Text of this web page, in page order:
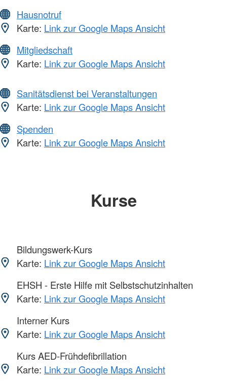
Hausnotruf
Karte: Link zur Google Maps Ansicht
Mitgliedschaft
Karte: Link zur Google Maps Ansicht
Sanitätsdienst bei Veranstaltungen
Karte: Link zur Google Maps Ansicht
Spenden
Karte: Link zur Google Maps Ansicht
Kurse
Bildungswerk-Kurs
Karte: Link zur Google Maps Ansicht
EHSH - Erste Hilfe mit Selbstschutzinhalten
Karte: Link zur Google Maps Ansicht
Interner Kurs
Karte: Link zur Google Maps Ansicht
Kurs AED-Frühdefibrillation
Karte: Link zur Google Maps Ansicht